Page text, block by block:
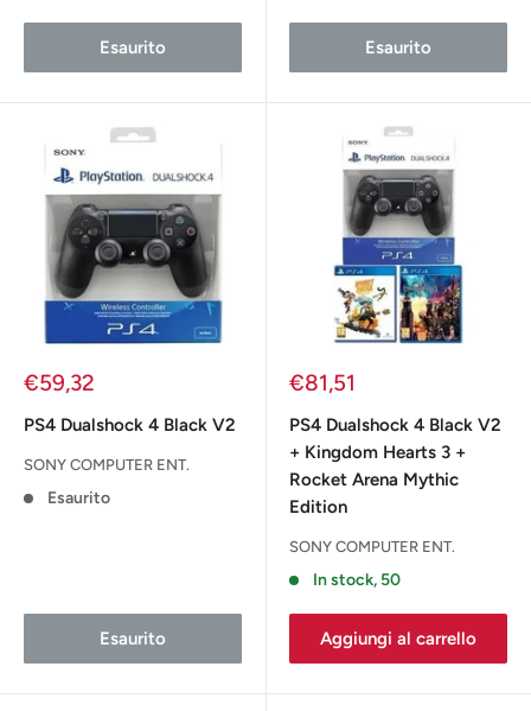
Esaurito Esaurito
Prezzo
€59,32
PS4 Dualshock 4 Black V2
SONY COMPUTER ENT.
Esaurito
Esaurito
Prezzo
€81,51
PS4 Dualshock 4 Black V2
+ Kingdom Hearts 3 +
Rocket Arena Mythic
Edition
SONY COMPUTER ENT.
In stock, 50
Aggiungi al carrello